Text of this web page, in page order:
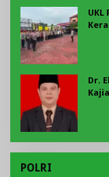
UKL
Dr.
POLRI